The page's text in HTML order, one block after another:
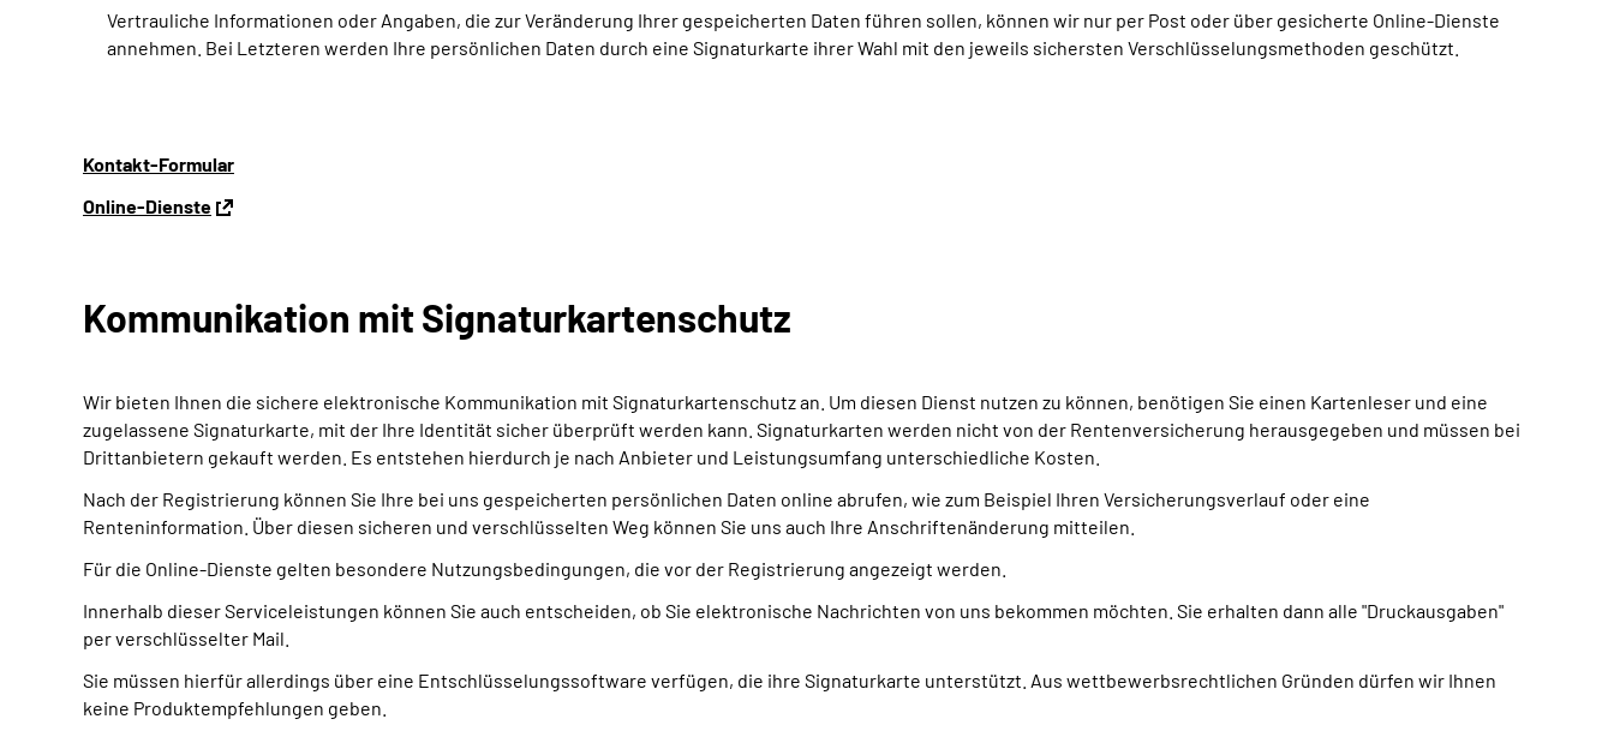
Vertrauliche Informationen oder Angaben, die zur Veränderung Ihrer gespeicherten Daten führen sollen, können wir nur per Post oder über gesicherte Online-Dienste
annehmen. Bei Letzteren werden Ihre persönlichen Daten durch eine Signaturkarte ihrer Wahl mit den jeweils sichersten Verschlüsselungsmethoden geschützt.
Kontakt-Formular
Online-Dienste
Kommunikation mit Signaturkartenschutz
Wir bieten Ihnen die sichere elektronische Kommunikation mit Signaturkartenschutz an. Um diesen Dienst nutzen zu können, benötigen Sie einen Kartenleser und eine
zugelassene Signaturkarte, mit der Ihre Identität sicher überprüft werden kann. Signaturkarten werden nicht von der Rentenversicherung herausgegeben und müssen bei
Drittanbietern gekauft werden. Es entstehen hierdurch je nach Anbieter und Leistungsumfang unterschiedliche Kosten.
Nach der Registrierung können Sie Ihre bei uns gespeicherten persönlichen Daten online abrufen, wie zum Beispiel Ihren Versicherungsverlauf oder eine
Renteninformation. Über diesen sicheren und verschlüsselten Weg können Sie uns auch Ihre Anschriftenänderung mitteilen.
Für die Online-Dienste gelten besondere Nutzungsbedingungen, die vor der Registrierung angezeigt werden.
Innerhalb dieser Serviceleistungen können Sie auch entscheiden, ob Sie elektronische Nachrichten von uns bekommen möchten. Sie erhalten dann alle "Druckausgaben"
per verschlüsselter Mail.
Sie müssen hierfür allerdings über eine Entschlüsselungssoftware verfügen, die ihre Signaturkarte unterstützt. Aus wettbewerbsrechtlichen Gründen dürfen wir Ihnen
keine Produktempfehlungen geben.